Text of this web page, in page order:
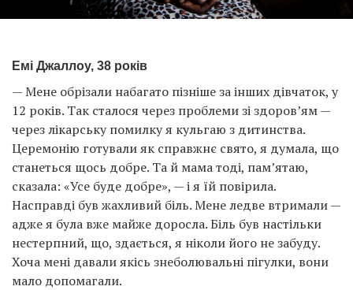
Емі Джаллоу, 38 років
— Мене обрізали набагато пізніше за інших дівчаток, у
12 років. Так сталося через проблеми зі здоров’ям —
через лікарську помилку я кульгаю з дитинства.
Церемонію готували як справжнє свято, я думала, що
станеться щось добре. Та й мама тоді, пам’ятаю,
сказала: «Усе буде добре», — і я їй повірила.
Насправді був жахливий біль. Мене ледве втримали —
адже я була вже майже доросла. Біль був настільки
нестерпний, що, здається, я ніколи його не забуду.
Хоча мені давали якісь знеболювальні пігулки, вони
мало допомагали.